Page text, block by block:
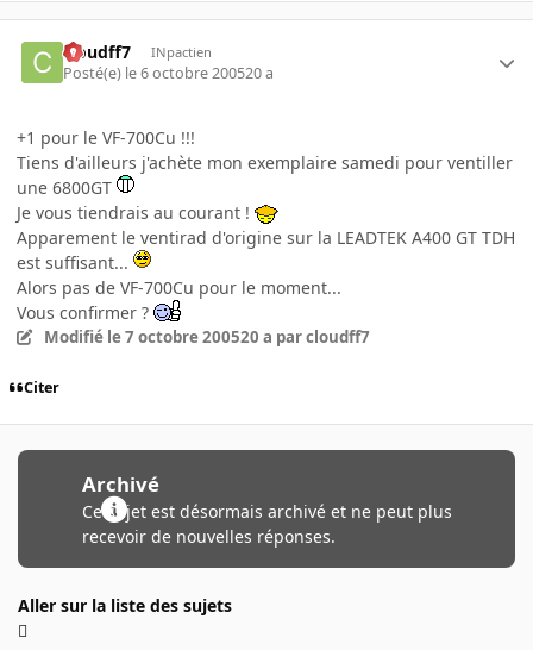
cloudff7 INpactien
Posté(e) le 6 octobre 200520 a
+1 pour le VF-700Cu !!!
Tiens d'ailleurs j'achète mon exemplaire samedi pour ventiller
une 6800GT
Je vous tiendrais au courant !
Apparement le ventirad d'origine sur la LEADTEK A400 GT TDH
est suffisant...
Alors pas de VF-700Cu pour le moment...
Vous confirmer ?
Modifié le 7 octobre 200520 a par cloudff7
Citer
Archivé
Ce sujet est désormais archivé et ne peut plus
recevoir de nouvelles réponses.
Aller sur la liste des sujets